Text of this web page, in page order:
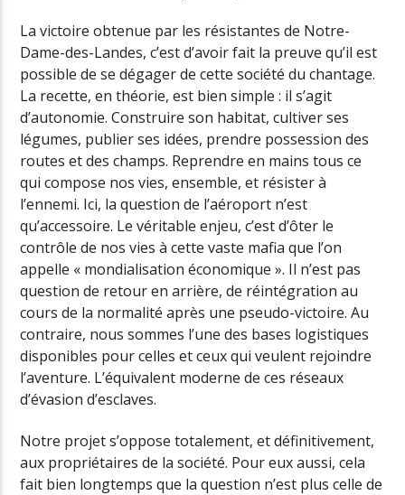
La victoire obtenue par les résistantes de Notre-
Dame-des-Landes, c’est d’avoir fait la preuve qu’il est
possible de se dégager de cette société du chantage.
La recette, en théorie, est bien simple : il s’agit
d’autonomie. Construire son habitat, cultiver ses
légumes, publier ses idées, prendre possession des
routes et des champs. Reprendre en mains tous ce
qui compose nos vies, ensemble, et résister à
l’ennemi. Ici, la question de l’aéroport n’est
qu’accessoire. Le véritable enjeu, c’est d’ôter le
contrôle de nos vies à cette vaste mafia que l’on
appelle « mondialisation économique ». Il n’est pas
question de retour en arrière, de réintégration au
cours de la normalité après une pseudo-victoire. Au
contraire, nous sommes l’une des bases logistiques
disponibles pour celles et ceux qui veulent rejoindre
l’aventure. L’équivalent moderne de ces réseaux
d’évasion d’esclaves.
Notre projet s’oppose totalement, et définitivement,
aux propriétaires de la société. Pour eux aussi, cela
fait bien longtemps que la question n’est plus celle de